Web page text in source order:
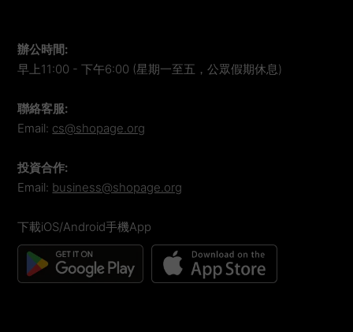
辦公時間:
早上11:00 - 下午6:00 (星期一至五，公眾假期休息)
聯絡客服:
Email: cs@shopage.org
投資合作:
Email: business@shopage.org
下載iOS/Android手機App